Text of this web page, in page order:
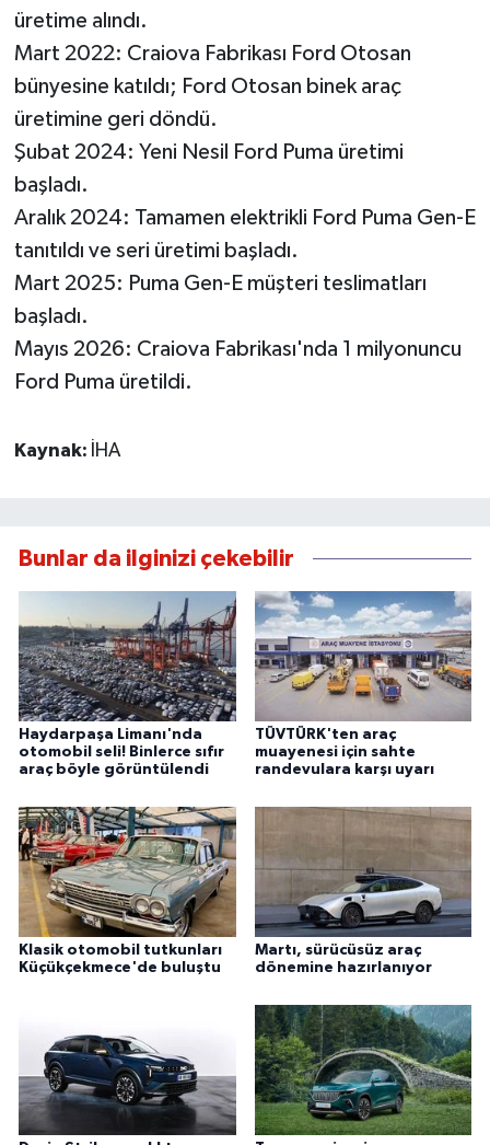
üretime alındı.
Mart 2022: Craiova Fabrikası Ford Otosan
bünyesine katıldı; Ford Otosan binek araç
üretimine geri döndü.
Şubat 2024: Yeni Nesil Ford Puma üretimi
başladı.
Aralık 2024: Tamamen elektrikli Ford Puma Gen-E
tanıtıldı ve seri üretimi başladı.
Mart 2025: Puma Gen-E müşteri teslimatları
başladı.
Mayıs 2026: Craiova Fabrikası'nda 1 milyonuncu
Ford Puma üretildi.
Kaynak: İHA
Bunlar da ilginizi çekebilir
Haydarpaşa Limanı'nda
otomobil seli! Binlerce sıfır
araç böyle görüntülendi
TÜVTÜRK'ten araç
muayenesi için sahte
randevulara karşı uyarı
Klasik otomobil tutkunları
Küçükçekmece'de buluştu
Martı, sürücüsüz araç
dönemine hazırlanıyor